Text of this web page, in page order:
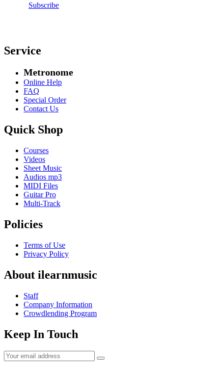
Subscribe
Service
Metronome
Online Help
FAQ
Special Order
Contact Us
Quick Shop
Courses
Videos
Sheet Music
Audios mp3
MIDI Files
Guitar Pro
Multi-Track
Policies
Terms of Use
Privacy Policy
About ilearnmusic
Staff
Company Information
Crowdlending Program
Keep In Touch